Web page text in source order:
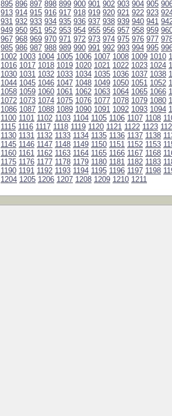
895 896 897 898 899 900 901 902 903 904 905
913 914 915 916 917 918 919 920 921 922 923
931 932 933 934 935 936 937 938 939 940 941
949 950 951 952 953 954 955 956 957 958 959
967 968 969 970 971 972 973 974 975 976 977
985 986 987 988 989 990 991 992 993 994 995
1002 1003 1004 1005 1006 1007 1008 1009 1010
1016 1017 1018 1019 1020 1021 1022 1023 1024
1030 1031 1032 1033 1034 1035 1036 1037 1038
1044 1045 1046 1047 1048 1049 1050 1051 1052
1058 1059 1060 1061 1062 1063 1064 1065 1066
1072 1073 1074 1075 1076 1077 1078 1079 1080
1086 1087 1088 1089 1090 1091 1092 1093 1094
1100 1101 1102 1103 1104 1105 1106 1107 1108
1115 1116 1117 1118 1119 1120 1121 1122 1123
1130 1131 1132 1133 1134 1135 1136 1137 1138
1145 1146 1147 1148 1149 1150 1151 1152 1153
1160 1161 1162 1163 1164 1165 1166 1167 1168
1175 1176 1177 1178 1179 1180 1181 1182 1183
1190 1191 1192 1193 1194 1195 1196 1197 1198
1204 1205 1206 1207 1208 1209 1210 1211